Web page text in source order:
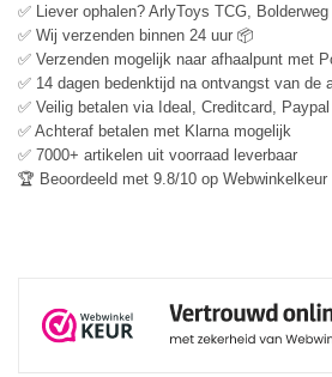
✅ Liever ophalen? ArlyToys TCG,
✅ Wij verzenden binnen 24 uur 📦
✅ Verzenden mogelijk naar afhaalpunt met
✅ 14 dagen bedenktijd na ontvangst van de
✅ Veilig betalen via Ideal, Creditcard,
✅ Achteraf betalen met Klarna mogelijk
✅ 7000+ artikelen uit voorraad leverbaar
🏆 Beoordeeld met 9.8/10 op Webwinkelkeur